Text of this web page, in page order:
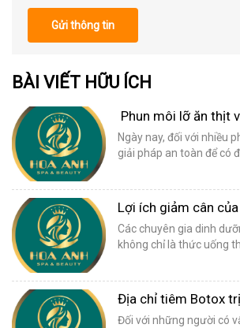
Gửi thông tin
BÀI VIẾT HỮU ÍCH
Phun môi lỡ ăn thịt
Ngày nay, đối với nhiều
giải pháp an toàn để có
Lợi ích giảm cân của
Các chuyên gia dinh
không chỉ là thức uống
Địa chỉ tiêm Botox
Đối với những người có